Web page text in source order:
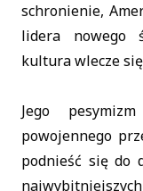
schronienie,
lidera nowego
kultura wlecze
Jego
powojennego
podnieść się do